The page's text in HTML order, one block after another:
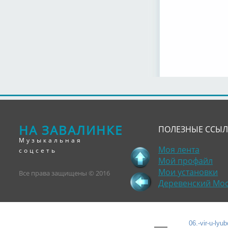
НА ЗАВАЛИНКЕ
Музыкальная
соцсеть
Все права защищены © 2016
ПОЛЕЗНЫЕ
Моя лента
Мой профайл
Мои установки
Деревенский
06.-vіr-u-